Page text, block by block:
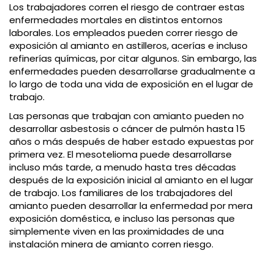
Los trabajadores corren el riesgo de contraer estas
enfermedades mortales en distintos entornos
laborales. Los empleados pueden correr riesgo de
exposición al amianto en astilleros, acerías e incluso
refinerías químicas, por citar algunos. Sin embargo, las
enfermedades pueden desarrollarse gradualmente a
lo largo de toda una vida de exposición en el lugar de
trabajo.
Las personas que trabajan con amianto pueden no
desarrollar asbestosis o cáncer de pulmón hasta 15
años o más después de haber estado expuestas por
primera vez. El mesotelioma puede desarrollarse
incluso más tarde, a menudo hasta tres décadas
después de la exposición inicial al amianto en el lugar
de trabajo. Los familiares de los trabajadores del
amianto pueden desarrollar la enfermedad por mera
exposición doméstica, e incluso las personas que
simplemente viven en las proximidades de una
instalación minera de amianto corren riesgo.